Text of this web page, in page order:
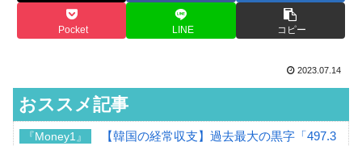
Pocket LINE コピー
2023.07.14
おススメ記事
『Money1』
【韓国の経常収支】過去最大の黒字「497.3